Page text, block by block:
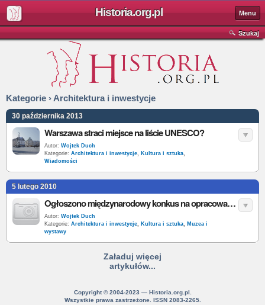
Historia.org.pl Menu
Szukaj
Kategorie › Architektura i inwestycje
30 października 2013
Warszawa straci miejsce na liście UNESCO?
Autor: Wojtek Duch
Kategorie: Architektura i inwestycje, Kultura i sztuka,
Wiadomości
5 lutego 2010
Ogłoszono międzynarodowy konkus na opracowanie koncepcji ekspozycji stałej Interaktywnego Centrum Historii Ostrowa Tumskiego w Poznaniu
Autor: Wojtek Duch
Kategorie: Architektura i inwestycje, Kultura i sztuka, Muzea i
wystawy
Załaduj więcej
artykułów...
Copyright © 2004-2023 — Historia.org.pl.
Wszystkie prawa zastrzeżone. ISSN 2083-2265.